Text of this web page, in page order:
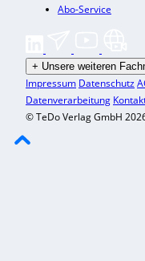
Abo-Service
+ Unsere weiteren
Impressum Datenschutz
Datenverarbeitung
© TeDo Verlag GmbH